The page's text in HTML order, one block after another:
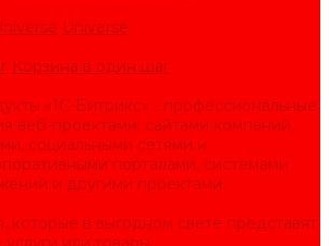
Universe
Корзина в один шаг
«1С-Битрикс» - профессиональные
веб-проектами: сайтами компаний,
социальными сетями и
порталами, системами
и другими проектами.
в выгодном свете представят